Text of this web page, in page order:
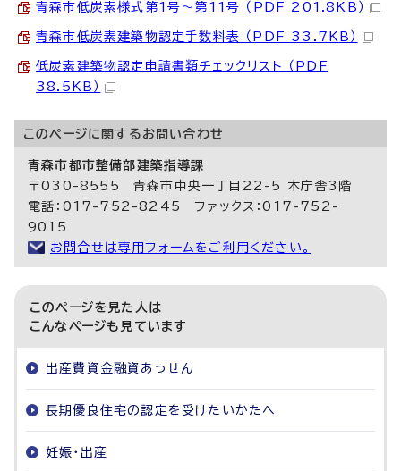
青森市低炭素様式第1号～第11号 （PDF 201.8KB）
青森市低炭素建築物認定手数料表 （PDF 33.7KB）
低炭素建築物認定申請書類チェックリスト （PDF
38.5KB）
このページに関する お問い合わせ
青森市都市整備部建築指導課
〒030-8555 青森市中央一丁目22-5 本庁舎3階
電話：017-752-8245 ファックス：017-752-
9015
お問合せは専用フォームをご利用ください。
このページを見た人は
こんなページも見ています
出産費資金融資あっせん
長期優良住宅の認定を受けたいかたへ
妊娠・出産